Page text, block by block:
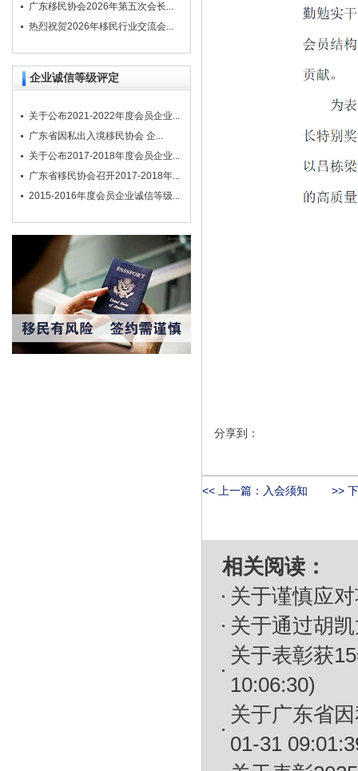
广东移民协会2026年第五次会长...
热烈祝贺2026年移民行业交流会...
企业诚信等级评定
关于公布2021-2022年度会员企业...
广东省因私出入境移民协会 企...
关于公布2017-2018年度会员企业...
广东省移民协会召开2017-2018年...
2015-2016年度会员企业诚信等级...
分享到：
<< 上一篇： 入会须知 >>
相关阅读：
关于谨慎应
关于通过胡
关于表彰获
10:06:30)
关于广东省
01-31